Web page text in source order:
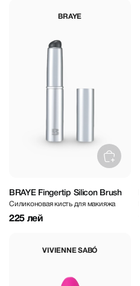
BRAYE
BRAYE Fingertip Silicon Brush
Силиконовая кисть для макияжа
225 лей
VIVIENNE SABÓ